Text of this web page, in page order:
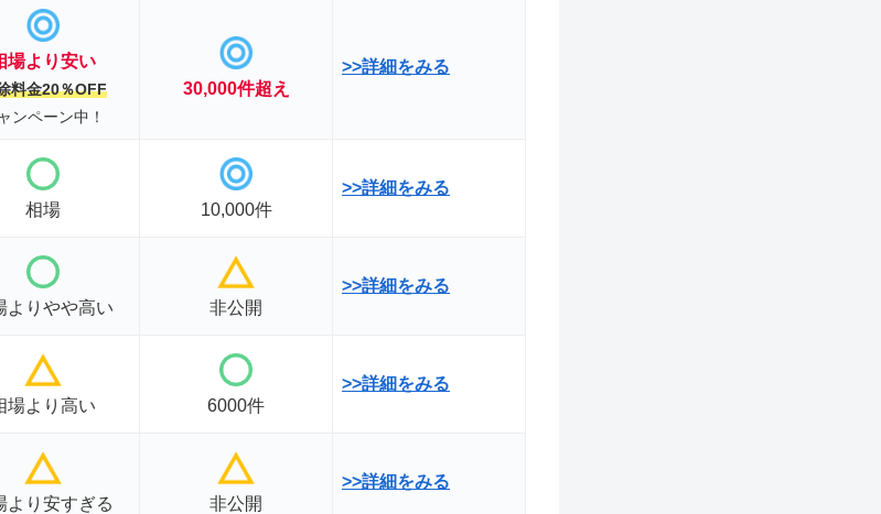
場より安い
料金20％OFF
ンペーン中！
30,000件超え
>>詳細をみる
相場 10,000件
>>詳細をみる
よりやや高い 非公開
>>詳細をみる
場より高い 6000件
>>詳細をみる
より安すぎる 非公開
>>詳細をみる